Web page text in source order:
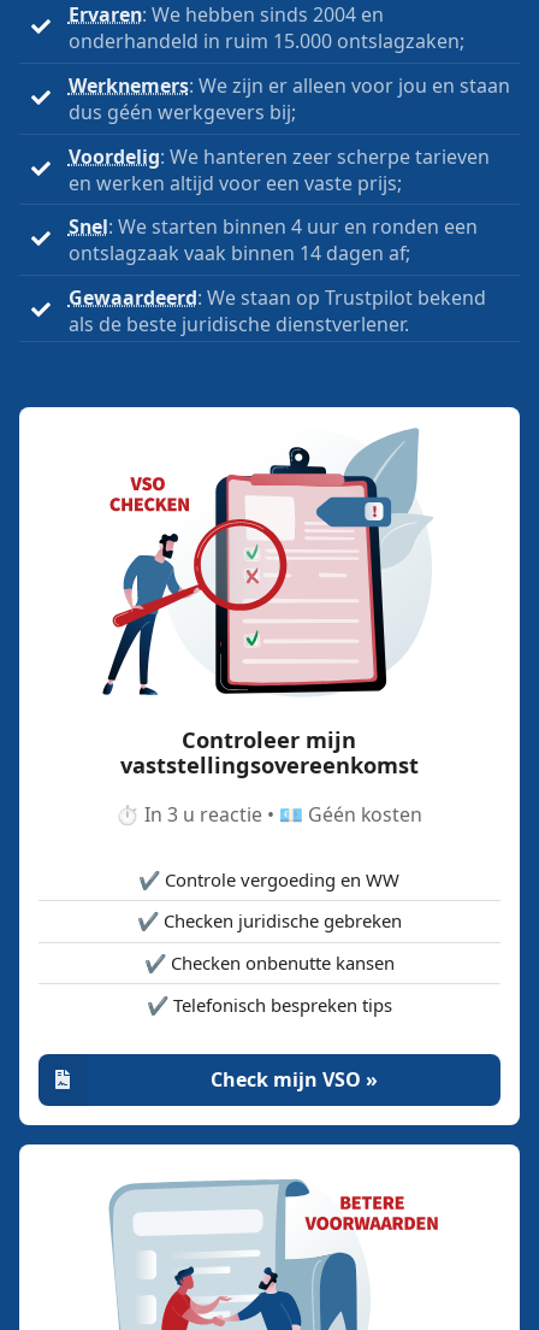
Ervaren: We hebben sinds 2004 en
onderhandeld in ruim 15.000 ontslagzaken;
Werknemers: We zijn er alleen voor jou en staan
dus géén werkgevers bij;
Voordelig: We hanteren zeer scherpe tarieven
en werken altijd voor een vaste prijs;
Snel: We starten binnen 4 uur en ronden een
ontslagzaak vaak binnen 14 dagen af;
Gewaardeerd: We staan op Trustpilot bekend
als de beste juridische dienstverlener.
Controleer mijn
vaststellingsovereenkomst
⏱️ In 3 u reactie • 💶 Géén kosten
✔️ Controle vergoeding en WW
✔️ Checken juridische gebreken
✔️ Checken onbenutte kansen
✔️ Telefonisch bespreken tips
Check mijn VSO »